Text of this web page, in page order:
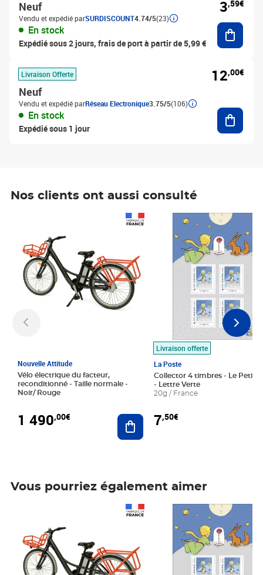
Neuf
Vendu et expédié parSURDISCOUNT4.74/5(23)
En stock
Expédié sous 2 jours, frais de port à partir de 5,99 €
3,59€
Livraison Offerte
Neuf
Vendu et expédié parRéseau Electronique3.75/5(106)
En stock
Expédié sous 1 jour
12,00€
Nos clients ont aussi consulté
Nouvelle Attitude
Vélo électrique du facteur,
reconditionné - Taille normale -
Noir/ Rouge
1 490,00€ Ajouter au panier
Livraison offerte
La Poste
Collector 4 timbres - Le Petit
- Lettre Verte
20g / France
7,50€
Prix 7,50€
Vous pourriez également aimer
Prix 7,50€